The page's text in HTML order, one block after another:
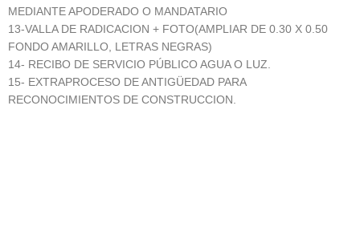
MEDIANTE APODERADO O MANDATARIO
13-VALLA DE RADICACION + FOTO(AMPLIAR DE 0.30 X 0.50
FONDO AMARILLO, LETRAS NEGRAS)
14- RECIBO DE SERVICIO PÚBLICO AGUA O LUZ.
15- EXTRAPROCESO DE ANTIGÜEDAD PARA
RECONOCIMIENTOS DE CONSTRUCCION.